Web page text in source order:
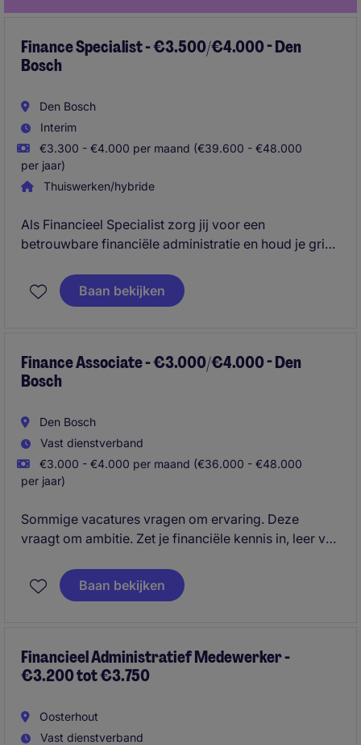
Finance Specialist - €3.500/€4.000 - Den
Bosch
Den Bosch
Interim
€3.300 - €4.000 per maand (€39.600 - €48.000
per jaar)
Thuiswerken/hybride
Als Financieel Specialist zorg jij voor een
betrouwbare financiële administratie en houd je grip
snelgroeiende HealthTech-organisatie. Klaar om
jouw financiële expertise in te zetten in een
Baan bekijken
Finance Associate - €3.000/€4.000 - Den
Bosch
Den Bosch
Vast dienstverband
€3.000 - €4.000 per maand (€36.000 - €48.000
per jaar)
Sommige vacatures vragen om ervaring. Deze
vraagt om ambitie. Zet je financiële kennis in, leer van
een rol waarin je niet alleen rapporteert over de
cijfers, maar ze ook helpt sturen.
Baan bekijken
Financieel Administratief Medewerker -
€3.200 tot €3.750
Oosterhout
Vast dienstverband